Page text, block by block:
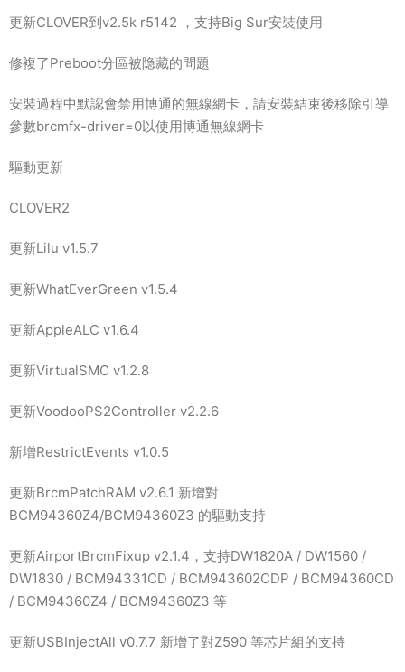
更新CLOVER到v2.5k r5142 ，支持Big Sur安裝使用
修複了Preboot分區被隐藏的問題
安裝過程中默認會禁用博通的無線網卡，請安裝結束後移除引導
參數brcmfx-driver=0以使用博通無線網卡
驅動更新
CLOVER2
更新Lilu v1.5.7
更新WhatEverGreen v1.5.4
更新AppleALC v1.6.4
更新VirtualSMC v1.2.8
更新VoodooPS2Controller v2.2.6
新增RestrictEvents v1.0.5
更新BrcmPatchRAM v2.6.1 新增對
BCM94360Z4/BCM94360Z3 的驅動支持
更新AirportBrcmFixup v2.1.4，支持DW1820A / DW1560 /
DW1830 / BCM94331CD / BCM943602CDP / BCM94360CD
/ BCM94360Z4 / BCM94360Z3 等
更新USBInjectAll v0.7.7 新增了對Z590 等芯片組的支持